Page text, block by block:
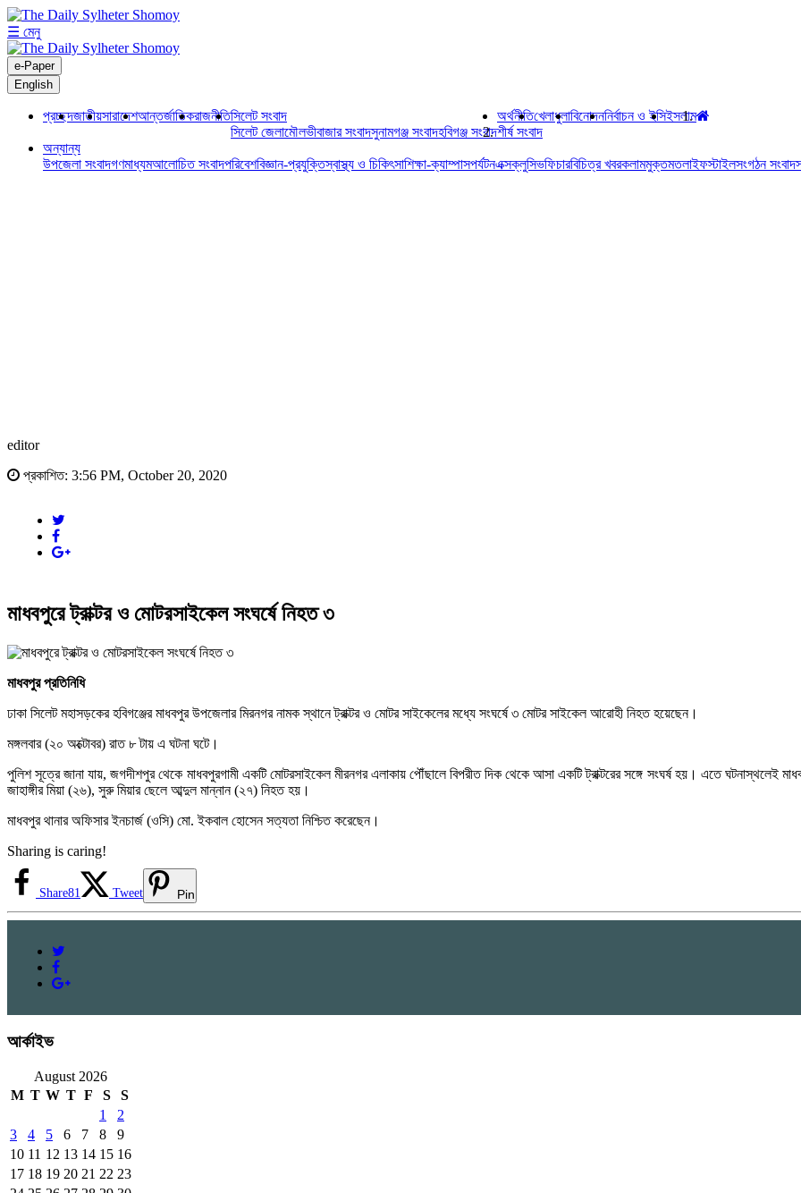
☰ মেনু
e-Paper
English
প্রচ্ছদজাতীয়সারাদেশআন্তর্জাতিকরাজনীতিসিলেট সংবাদ
সিলেট জেলামৌলভীবাজার সংবাদসুনামগঞ্জ সংবাদহবিগঞ্জ সংবাদ
অর্থনীতিখেলাধুলাবিনোদননির্বাচন ও ইসিইসলাম
অন্যান্য
উপজেলা সংবাদগণমাধ্যমআলোচিত সংবাদপরিবেশবিজ্ঞান-প্রযুক্তিস্বাস্থ্য ও চিকিৎসাশিক্ষা-ক্যাম্পাসপর্যটনএক্সক্লুসিভফিচারবিচিত্র খবরকলামমুক্তমতলাইফস্টাইলসংগঠন সংবাদ
শীর্ষ সংবাদ
editor
প্রকাশিত: 3:56 PM, October 20, 2020
মাধবপুরে ট্রাক্টর ও মোটরসাইকেল সংঘর্ষে নিহত ৩
মাধবপুর প্রতিনিধি
ঢাকা সিলেট মহাসড়কের হবিগঞ্জের মাধবপুর উপজেলার মিরনগর নামক স্থানে ট্রাক্টর ও মোটর সাইকেলের মধ্যে সংঘর্ষে ৩ মোটর সাইকেল আরোহী নিহত হয়েছেন।
মঙ্গলবার (২০ অক্টোবর) রাত ৮ টায় এ ঘটনা ঘটে।
পুলিশ সূত্রে জানা যায়, জগদীশপুর থেকে মাধবপুরগামী একটি মোটরসাইকেল মীরনগর এলাকায় পৌঁছালে বিপরীত দিক থেকে আসা একটি ট্রাক্টরের সঙ্গে সংঘর্ষ হয়। এতে ঘটনাস্থলেই
জাহাঙ্গীর মিয়া (২৬), সুরু মিয়ার ছেলে আব্দুল মান্নান (২৭) নিহত হয়।
মাধবপুর থানার অফিসার ইনচার্জ (ওসি) মো. ইকবাল হোসেন সত্যতা নিশ্চিত করেছেন।
Sharing is caring!
Share81 Tweet Pin
আর্কাইভ
August 2026
M T W T F S
S
1
2
3
4 5 6 7 8
9
10 11 12 13 14 15 16
17 18 19 20 21 22 23